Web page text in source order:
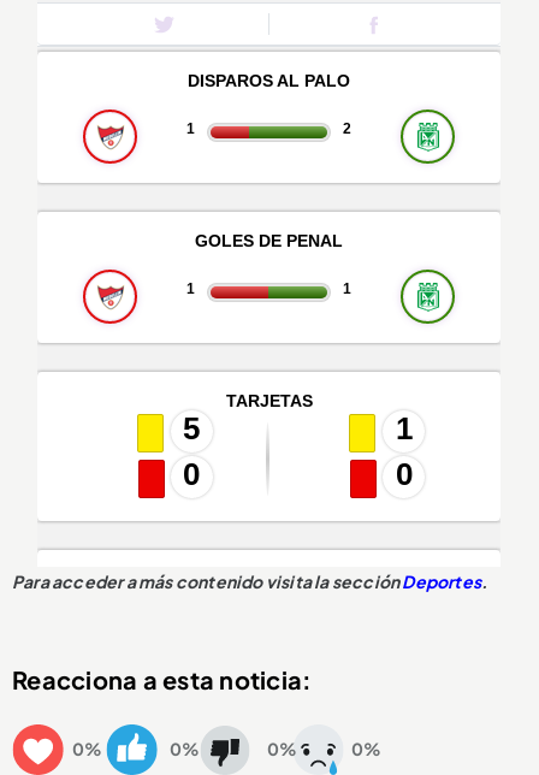
Para acceder a más contenido visita la secciónDeportes.
Reacciona a esta noticia:
0% 0% 0% 0%